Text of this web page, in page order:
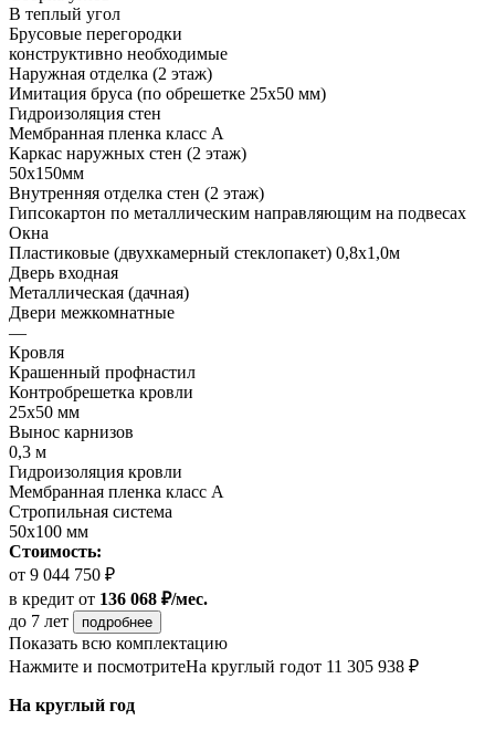
В теплый угол
Брусовые перегородки
конструктивно необходимые
Наружная отделка (2 этаж)
Имитация бруса (по обрешетке 25х50 мм)
Гидроизоляция стен
Мембранная пленка класс А
Каркас наружных стен (2 этаж)
50х150мм
Внутренняя отделка стен (2 этаж)
Гипсокартон по металлическим направляющим на подвесах
Окна
Пластиковые (двухкамерный стеклопакет) 0,8х1,0м
Дверь входная
Металлическая (дачная)
Двери межкомнатные
—
Кровля
Крашенный профнастил
Контробрешетка кровли
25х50 мм
Вынос карнизов
0,3 м
Гидроизоляция кровли
Мембранная пленка класс А
Стропильная система
50х100 мм
Стоимость:
от 9 044 750 ₽
в кредит от 136 068 ₽/мес.
до 7 лет
подробнее
Показать всю комплектацию
Нажмите и посмотритеНа круглый годот 11 305 938 ₽
На круглый год